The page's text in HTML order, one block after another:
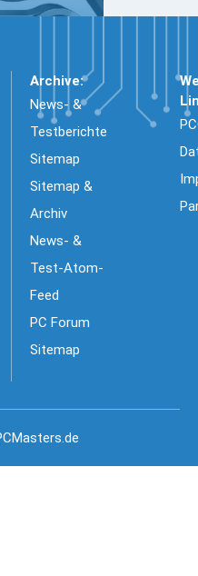
Archive:
News- &
Testberichte
Sitemap
Sitemap &
Archiv
News- &
Test-Atom-
Feed
PC Forum
Sitemap